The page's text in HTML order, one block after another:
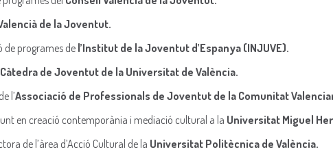
de la Joventut.
de programes del’Institut de la Joventut d’Espanya (INJUVE).
Càtedra de Joventut de la Universitat de València.
l’Associació de Professionals de Joventut de la Comunitat
en creació contemporània i mediació cultural a la Universitat Miguel
de l’àrea d’Acció Cultural de la Universitat Politècnica de València.